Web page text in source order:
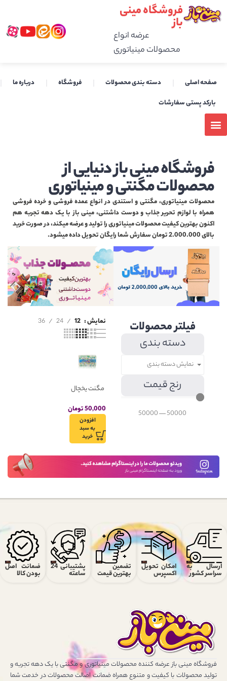
فروشگاه مینی
باز
عرضه انواع
محصولات مینیاتوری
صفحه اصلی دسته بندی محصولات فروشگاه
درباره ما
بارکد پستی سفارشات
فروشگاه مینی باز دنیایی از
محصولات مگنتی و مینیاتوری
محصولات مینیاتوری، مگنتی و استندی در انواع عمده فروشی و خرده فروشی
همراه با لوازم تحریر جذاب و دوست داشتنی، مینی باز با یک دهه تجربه هم
اکنون بهترین کیفیت محصولات مینیاتوری را تولید و عرضه میکند، در صورت خرید
بالای 2.000.000 تومان سفارش شما رایگان تحویل داده میشود.
فیلتر محصولات
دسته بندی
نمایش دسته بندی
رنج قیمت
50000
—
50000
نمایش 12
24
36
مگنت یخچال
جعبه صابون
مدل گلنار
50,000تومان
افزودن
به سبد
خرید
ارسال به
سراسر کشور
امکان تحویل
اکسپرس
تضمین
بهترین قیمت
پشتیبانی 24
ساعته
ضمانت اصل
بودن کالا
فروشگاه مینی باز عرضه کننده محصولات مینیاتوری و مگنتی با یک دهه تجربه و
تولید محصولات با کیفیت و متنوع همراه ضمانت اصالت محصولات در خدمت شما